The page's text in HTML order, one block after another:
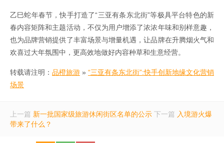
乙巳蛇年春节，快手打造了“三亚有条东北街”等极具平台特色的新
春内容矩阵和主题活动，不仅为用户增添了浓浓年味和别样意趣，
也为品牌营销提供了丰富场景与增量机遇，让品牌在升腾烟火气和
欢喜过大年氛围中，更高效地做好内容种草和生意经营。
转载请注明： 品橙旅游 » “三亚有条东北街”:快手创新地缘文化营销
场景
上一篇 新一批国家级旅游休闲街区名单的公示 下一篇 入境游火爆
带来了什么？